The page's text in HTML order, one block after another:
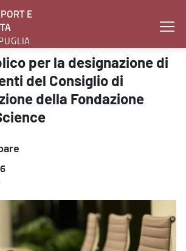
E
designazione di n.3 componenti del
per la designazione di
del Consiglio di
della Fondazione